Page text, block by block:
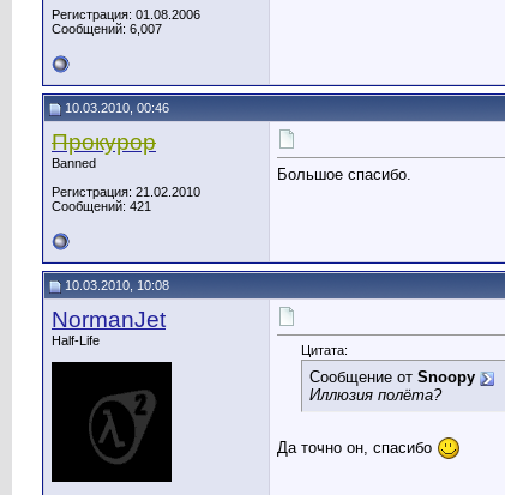
Регистрация: 01.08.2006
Сообщений: 6,007
10.03.2010, 00:46
Прокурор
Banned
Регистрация: 21.02.2010
Сообщений: 421
Большое спасибо.
10.03.2010, 10:08
NormanJet
Half-Life
Цитата:
Сообщение от Snoopy
Иллюзия полёта?
Да точно он, спасибо